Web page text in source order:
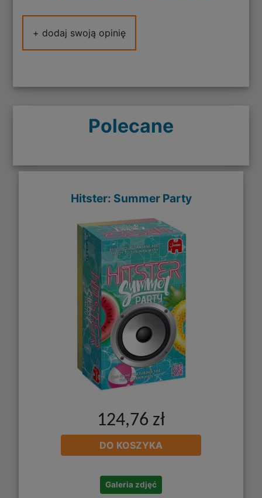
+ dodaj swoją opinię
Polecane
Hitster: Summer Party
124,76 zł
DO KOSZYKA
Galeria zdjęć